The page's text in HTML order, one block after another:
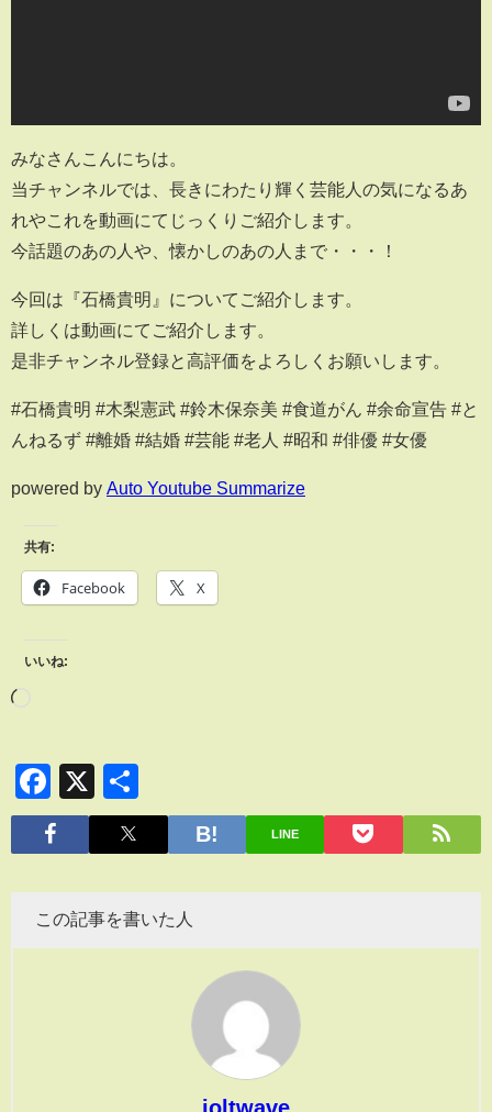
みなさんこんにちは。
当チャンネルでは、長きにわたり輝く芸能人の気になるあ
れやこれを動画にてじっくりご紹介します。
今話題のあの人や、懐かしのあの人まで・・・！
今回は『石橋貴明』についてご紹介します。
詳しくは動画にてご紹介します。
是非チャンネル登録と高評価をよろしくお願いします。
#石橋貴明 #木梨憲武 #鈴木保奈美 #食道がん #余命宣告 #と
んねるず #離婚 #結婚 #芸能 #老人 #昭和 #俳優 #女優
powered by Auto Youtube Summarize
共有:
Facebook X
いいね:
Facebook
X
有
LINE
この記事を書いた人
joltwave